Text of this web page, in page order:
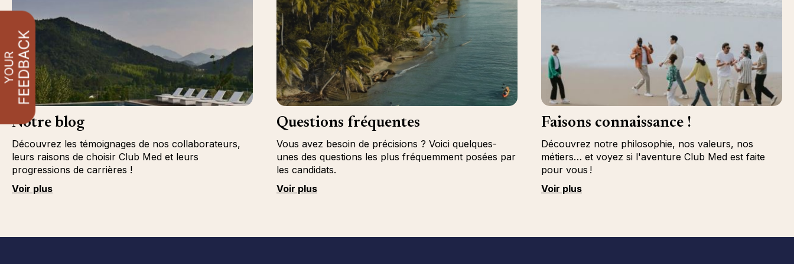
Notre blog
Découvrez les témoignages de nos collaborateurs,
leurs raisons de choisir Club Med et leurs
progressions de carrières !
Voir plus
Questions fréquentes
Vous avez besoin de précisions ? Voici quelques-
unes des questions les plus fréquemment posées par
les candidats.
Voir plus
Faisons connaissance !
Découvrez notre philosophie, nos valeurs, nos
métiers… et voyez si l'aventure Club Med est faite
pour vous !
Voir plus